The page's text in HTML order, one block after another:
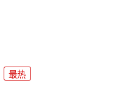
最热